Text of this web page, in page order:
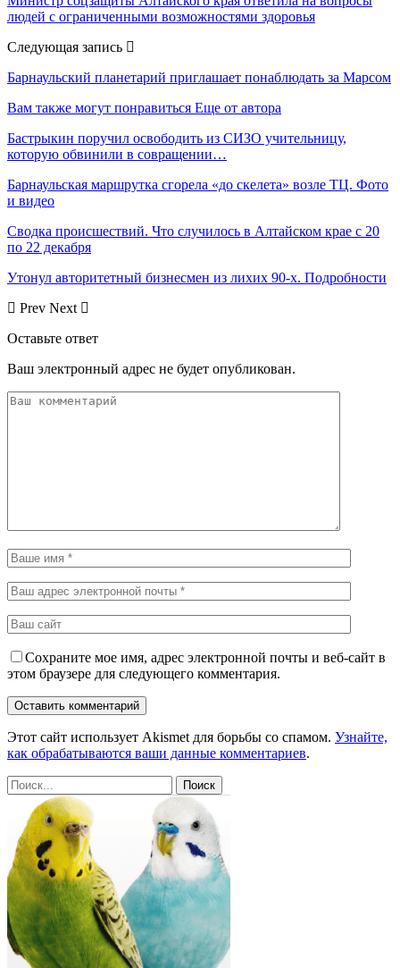
людей с ограниченными возможностями здоровья
Следующая запись
Барнаульский планетарий приглашает понаблюдать за Марсом
Вам также могут понравиться Еще от автора
Бастрыкин поручил освободить из СИЗО учительницу,
которую обвинили в совращении…
Барнаульская маршрутка сгорела «до скелета» возле ТЦ. Фото
и видео
Сводка происшествий. Что случилось в Алтайском крае с 20
по 22 декабря
Утонул авторитетный бизнесмен из лихих 90-х. Подробности
Prev Next
Оставьте ответ
Ваш электронный адрес не будет опубликован.
Сохраните мое имя, адрес электронной почты и веб-сайт в
этом браузере для следующего комментария.
Этот сайт использует Akismet для борьбы со спамом. Узнайте,
как обрабатываются ваши данные комментариев.